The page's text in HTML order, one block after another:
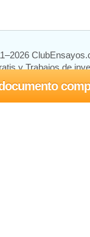
y Trabajos de